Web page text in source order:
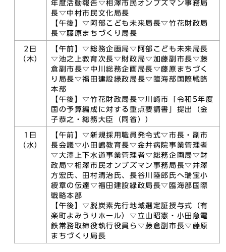
年度活動報告▽相澤市民オンブズマン事務局
長▽中村市民文化局長
【午後】▽阿部こども未来局長▽竹花財政局
長▽藤原まちづくり局長
2日
（木）
【午前】▽総務企画局▽阿部こども未来局長
▽池之上教育次長▽財政局▽加藤副市長▽藤
倉副市長▽中川総務企画局長▽藤原まちづく
り局長▽福田建設緑政局長▽臨海部国際戦略
本部
【午後】▽竹花財政局長▽川崎市「令和5年度
国の予算編成に対する重点要請書」提出（金
子恭之・総務大臣（同省））
1日
（水）
【午前】▽新規採用職員発令式▽市長・副市
長会議▽小田嶋教育長▽金井病院事業管理者
▽大澤上下水道事業管理者▽総務企画局▽財
政局▽相澤市民オンブズマン事務局長▽井澤
方宏氏、田村清治氏、長谷川陸郎氏へ瑞宝小
綬章の伝達▽福田建設緑政局長▽臨海部国際
戦略本部
【午後】▽脱炭素先行地域選定証授与式（有
楽町よみうりホール）▽立山昭憲・小田急電
鉄常務取締役執行役員ら▽藤倉副市長▽藤原
まちづくり局長